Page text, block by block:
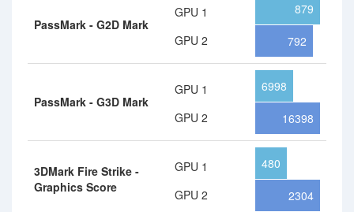
PassMark - G2D Mark
GPU 1
GPU 2
879
792
PassMark - G3D Mark
GPU 1
GPU 2
6998
16398
3DMark Fire Strike -
Graphics Score
GPU 1
GPU 2
480
2304